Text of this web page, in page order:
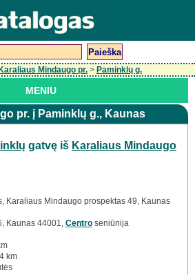
Karaliaus Mindaugo pr. > Paminklų g.
MENIU
pr. į Paminklų g., Kaunas
gatvę iš Karaliaus Mindaugo
Karaliaus Mindaugo prospektas 49, Kaunas
Kaunas 44001, Centro seniūnija
km